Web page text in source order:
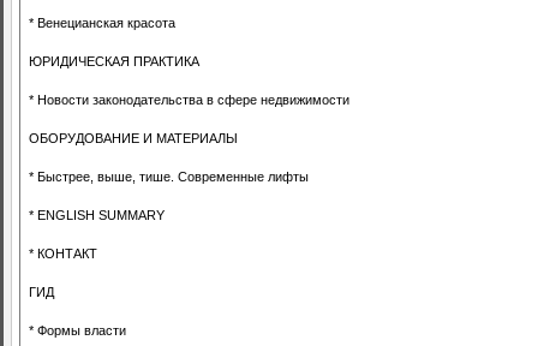
* Венецианская красота
ЮРИДИЧЕСКАЯ ПРАКТИКА
* Новости законодательства в сфере недвижимости
ОБОРУДОВАНИЕ И МАТЕРИАЛЫ
* Быстрее, выше, тише. Современные лифты
* ENGLISH SUMMARY
* КОНТАКТ
ГИД
* Формы власти